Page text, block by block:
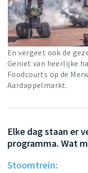
En vergeet ook de
Geniet van heerlijke
Foodcourts op de
Aardappelmarkt.
Elke dag staan er
programma. Wat
Stoomtrein: